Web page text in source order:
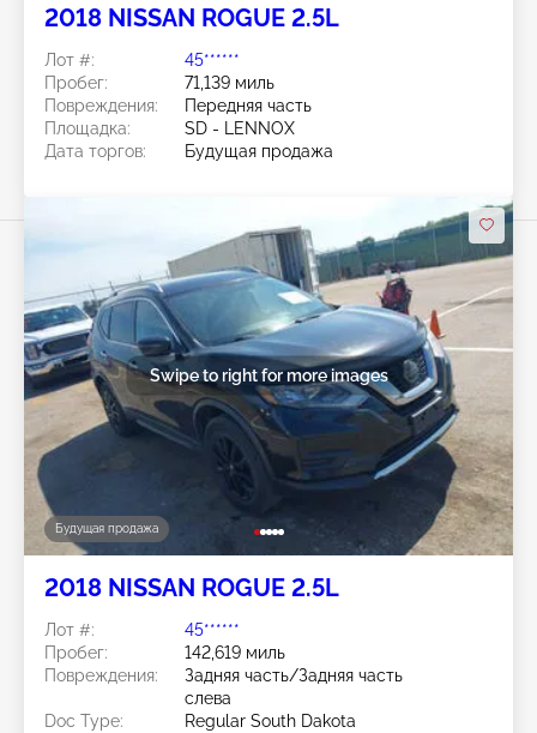
2018 NISSAN ROGUE 2.5L
Лот #:
45******
Пробег:
71,139 миль
Повреждения:
Передняя часть
Площадка:
SD - LENNOX
Дата торгов:
Будущая продажа
Будущая продажа
Swipe to right for more images
2018 NISSAN ROGUE 2.5L
Лот #:
45******
Пробег:
142,619 миль
Повреждения:
Задняя часть/Задняя часть
слева
Doc Type:
Regular South Dakota